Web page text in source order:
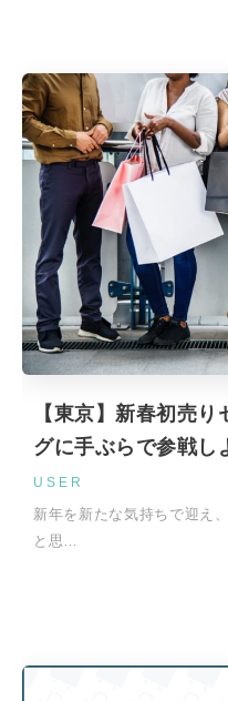
【東京】新春初売
グに手ぶらで参戦し
USER
新年を新たな気持ちで迎え
と思…